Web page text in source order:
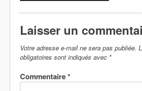
Laisser un
Votre adresse e-mail ne sera pas publiée.
obligatoires sont indiqués avec *
Commentaire*